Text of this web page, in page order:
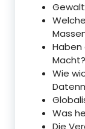
Haben
Macht?
Wie
Was
Die